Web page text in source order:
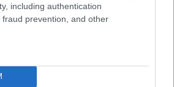
including authentication
prevention, and other